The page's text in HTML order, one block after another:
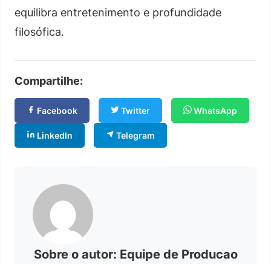
equilibra entretenimento e profundidade
filosófica.
Compartilhe:
Facebook Twitter WhatsApp
LinkedIn Telegram
Sobre o autor: Equipe de Producao